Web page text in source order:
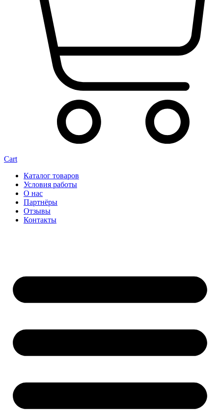
Cart
Каталог товаров
Условия работы
О нас
Партнёры
Отзывы
Контакты